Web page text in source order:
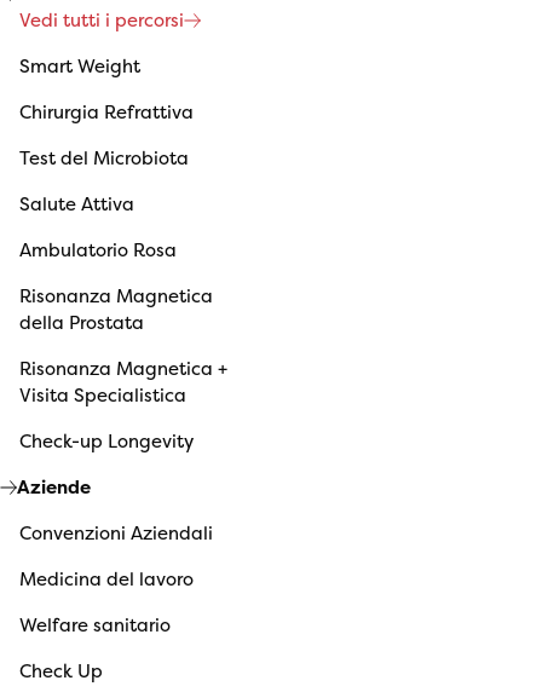
Vedi tutti i percorsi
Smart Weight
Chirurgia Refrattiva
Test del Microbiota
Salute Attiva
Ambulatorio Rosa
Risonanza Magnetica
della Prostata
Risonanza Magnetica +
Visita Specialistica
Check-up Longevity
Aziende
Convenzioni Aziendali
Medicina del lavoro
Welfare sanitario
Check Up